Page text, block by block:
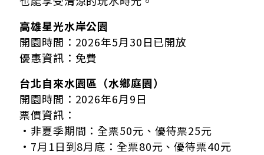
高雄星光水岸公園
開園時間：2026年5月30日已開放
優惠資訊：免費
台北自來水園區（水鄉庭園）
開園時間：2026年6月9日
票價資訊：
•非夏季期間：全票50元、優待票25元
•7月1日到8月底：全票80元、優待票40元